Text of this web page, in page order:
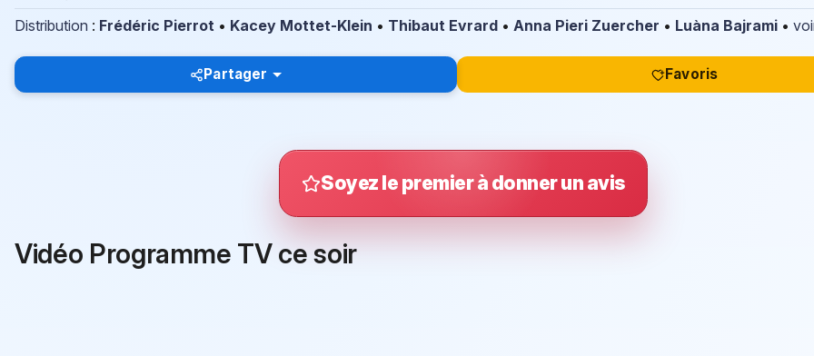
Distribution : Frédéric Pierrot • Kacey Mottet-Klein • Thibaut Evrard • Anna Pieri Zuercher • Luàna Bajrami •
Partager Favoris
Soyez le premier à donner un avis
Vidéo Programme TV ce soir